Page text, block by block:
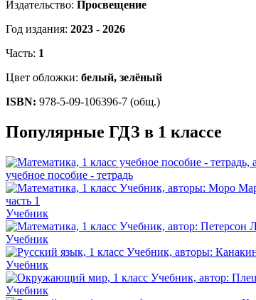
Издательство: Просвещение
Год издания: 2023 - 2026
Часть: 1
Цвет обложки: белый, зелёный
ISBN: 978-5-09-106396-7 (общ.)
Популярные ГДЗ в 1 классе
учебное пособие - тетрадь
Учебник
Учебник
Учебник
Учебник